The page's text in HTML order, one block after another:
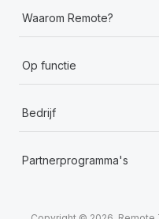
Waarom Remote?
Op functie
Bedrijf
Partnerprogramma's